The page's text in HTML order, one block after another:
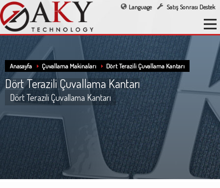
Language Satış Sonrası Destek
Anasayfa Çuvallama Makinaları Dört Terazili Çuvallama Kantarı
Dört Terazili Çuvallama Kantarı
Dört Terazili Çuvallama Kantarı